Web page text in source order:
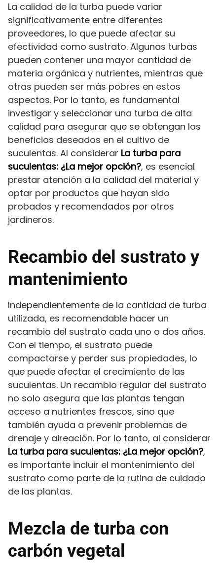
La calidad de la turba puede variar
significativamente entre diferentes
proveedores, lo que puede afectar su
efectividad como sustrato. Algunas turbas
pueden contener una mayor cantidad de
materia orgánica y nutrientes, mientras que
otras pueden ser más pobres en estos
aspectos. Por lo tanto, es fundamental
investigar y seleccionar una turba de alta
calidad para asegurar que se obtengan los
beneficios deseados en el cultivo de
suculentas. Al considerar La turba para
suculentas: ¿La mejor opción?, es esencial
prestar atención a la calidad del material y
optar por productos que hayan sido
probados y recomendados por otros
jardineros.
Recambio del sustrato y
mantenimiento
Independientemente de la cantidad de turba
utilizada, es recomendable hacer un
recambio del sustrato cada uno o dos años.
Con el tiempo, el sustrato puede
compactarse y perder sus propiedades, lo
que puede afectar el crecimiento de las
suculentas. Un recambio regular del sustrato
no solo asegura que las plantas tengan
acceso a nutrientes frescos, sino que
también ayuda a prevenir problemas de
drenaje y aireación. Por lo tanto, al considerar
La turba para suculentas: ¿La mejor opción?,
es importante incluir el mantenimiento del
sustrato como parte de la rutina de cuidado
de las plantas.
Mezcla de turba con
carbón vegetal